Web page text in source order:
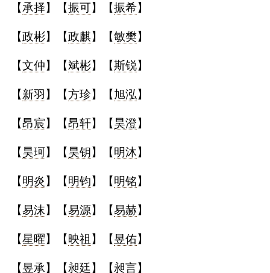
【承择】【振可】【振希】
【政彬】【政麒】【敏樊】
【文仲】【斌彬】【斯锐】
【新羽 】【方珍】【旭泓】
【昂宸】【昂轩】【昊澄】
【昊珂】【昊钥 】【明沐】
【明炎】【明钧】【明铭】
【易沫】【易源】【易赫】
【星曜】【 映祖 】【昱佑】
【昱承】【昶廷 】【昶言】